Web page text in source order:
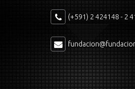
(+591) 2 424148 - 2